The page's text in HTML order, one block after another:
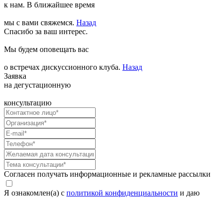
к нам. В ближайшее время
мы с вами свяжемся. Назад
Спасибо за ваш интерес.
Мы будем оповещать вас
о встречах дискуссионного клуба. Назад
Заявка
на дегустационную
консультацию
Согласен получать информационные и рекламные рассылки
Я ознакомлен(а) с политикой конфиденциальности и даю